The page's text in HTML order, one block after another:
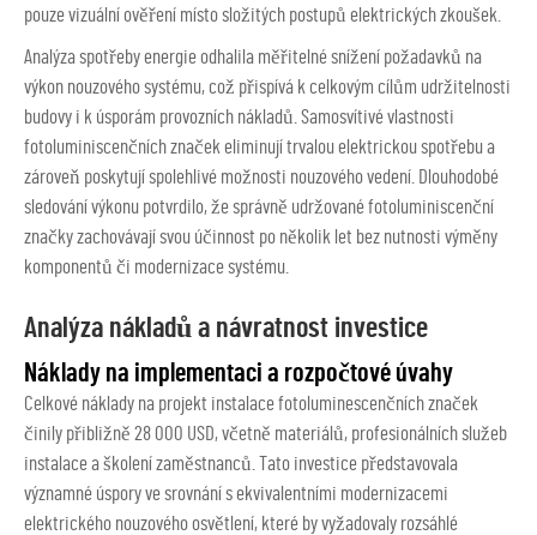
pouze vizuální ověření místo složitých postupů elektrických zkoušek.
Analýza spotřeby energie odhalila měřitelné snížení požadavků na
výkon nouzového systému, což přispívá k celkovým cílům udržitelnosti
budovy i k úsporám provozních nákladů. Samosvítivé vlastnosti
fotoluminiscenčních značek eliminují trvalou elektrickou spotřebu a
zároveň poskytují spolehlivé možnosti nouzového vedení. Dlouhodobé
sledování výkonu potvrdilo, že správně udržované fotoluminiscenční
značky zachovávají svou účinnost po několik let bez nutnosti výměny
komponentů či modernizace systému.
Analýza nákladů a návratnost investice
Náklady na implementaci a rozpočtové úvahy
Celkové náklady na projekt instalace fotoluminescenčních značek
činily přibližně 28 000 USD, včetně materiálů, profesionálních služeb
instalace a školení zaměstnanců. Tato investice představovala
významné úspory ve srovnání s ekvivalentními modernizacemi
elektrického nouzového osvětlení, které by vyžadovaly rozsáhlé